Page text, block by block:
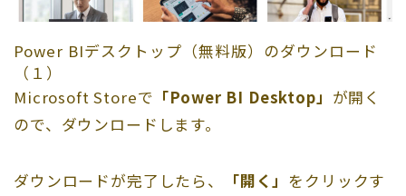
Power BIデスクトップ（無料版）のダウンロード
（１）
Microsoft Storeで 「Power BI Desktop」 が開く
ので、ダウンロードします。
ダウンロードが完了したら、 「開く」 をクリックす